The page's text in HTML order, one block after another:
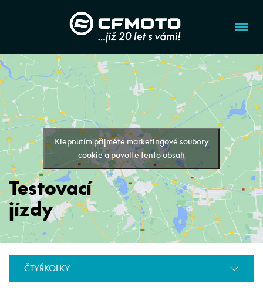
Klepnutím přijměte marketingové soubory
cookie a povolte tento obsah
Testovací
jízdy
ČTYŘKOLKY